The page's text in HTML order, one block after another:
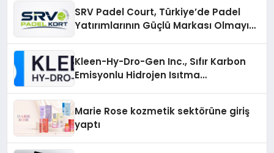
SRV Padel Court, Türkiye’de Padel
Yatırımlarının Güçlü Markası Olmayı
Kleen-Hy-Dro-Gen Inc., Sıfır Karbon
Emisyonlu Hidrojen Isıtma
Marie Rose kozmetik sektörüne giriş
yaptı